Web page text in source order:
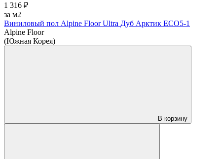
1 316 ₽
за м2
Виниловый пол Alpine Floor Ultra Дуб Арктик ЕСО5-1
Alpine Floor
(Южная Корея)
В корзину